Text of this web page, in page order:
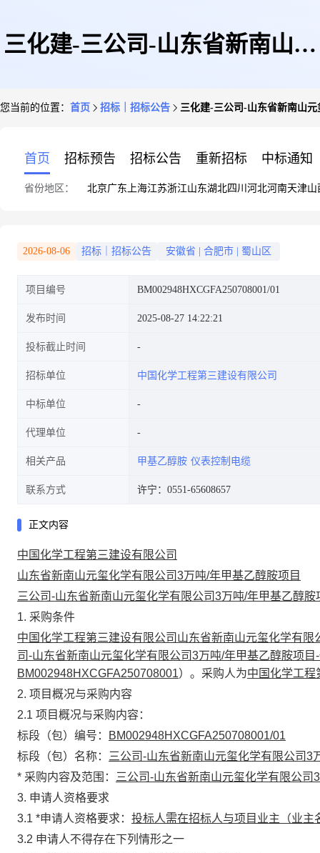
三化建-三公司-山东省新南山元
项目公告
您当前的位置： 首页 招标｜招标公告 三化建-三公司-山东省新南山
首页 招标预告 招标公告 重新招标 中标通知
省份地区： 北京广东 上海江苏浙江山东湖北四川 河北河南天津山
2026-08-06 招标｜招标公告 安徽省 合肥市 蜀山区
项目编号 BM002948HXCGFA250708001/01
发布时间 2025-08-27 14:22:21
投标截止时间
招标单位 中国化学工程第三建设有限公司
中标单位
代理单位
相关产品 甲基乙醇胺 仪表控制电缆
联系方式 许宁：0551-65608657
正文内容
中国化学工程第三建设有限公司
山东省新南山元玺化学有限公司3万吨/年甲基乙醇胺项目
三公司-山东省新南山元玺化学有限公司3万吨/年甲基乙醇
1. 采购条件
中国化学工程第三建设有限公司 山东省新南山元玺化学有限
司-山东省新南山元玺化学有限公司3万吨/年甲基乙醇胺项目
BM002948HXCGFA250708001）。采购人为中国化学工程
2. 项目概况与采购内容
2.1 项目概况与采购内容：
标段（包）编号：
BM002948HXCGFA250708001/01
标段（包）名称：
三公司-山东省新南山元玺化学有限公司3
* 采购内容及范围：
三公司-山东省新南山元玺化学有限公
3. 申请人资格要求
3.1 *申请人资格要求： 投标人需在招标人与项目业主（业
3.2 申请人不得存在下列情形之一